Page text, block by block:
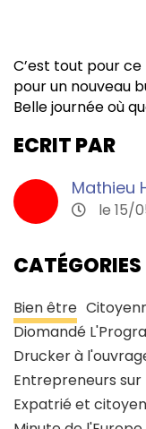
C’est tout pour
pour un nouveau
Belle journée où
ECRIT PAR
Mathieu
le 15/
CATÉGORIES
Bien être
Diomandé
Drucker à
Entrepreneurs sur
Expatrié et citoyen